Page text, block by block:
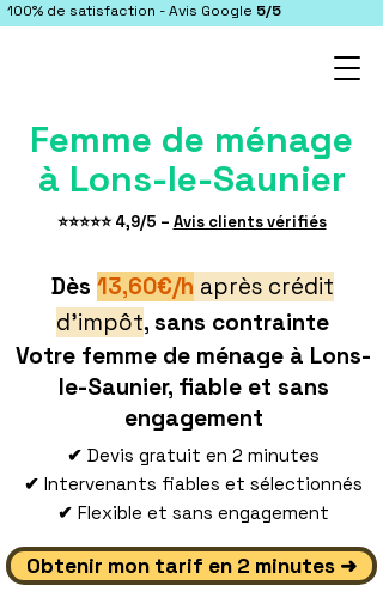
100% de satisfaction - Avis Google 5/5
Femme de ménage
à Lons-le-Saunier
​⭐⭐⭐⭐⭐ 4,9/5 – Avis clients vérifiés
Dès 13,60€/h après crédit
d'impôt, sans contrainte
Votre femme de ménage à Lons-
le-Saunier, fiable et sans
engagement
✔ Devis gratuit en 2 minutes
✔ Intervenants fiables et sélectionnés
✔ Flexible et sans engagement
Obtenir mon tarif en 2 minutes ➜